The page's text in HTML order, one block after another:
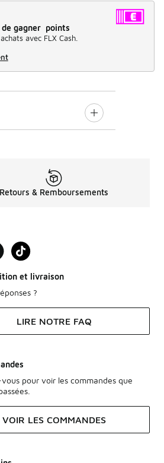
gagner points
avec FLX Cash.
Retours & Remboursements
et livraison
?
LIRE NOTRE FAQ
pour voir les commandes que
VOIR LES COMMANDES